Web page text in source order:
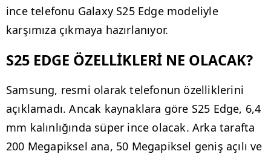
ince telefonu Galaxy S25 Edge modeliyle
karşımıza çıkmaya hazırlanıyor.
S25 EDGE ÖZELLİKLERİ NE OLACAK?
Samsung, resmi olarak telefonun özelliklerini
açıklamadı. Ancak kaynaklara göre S25 Edge, 6,4
mm kalınlığında süper ince olacak. Arka tarafta
200 Megapiksel ana, 50 Megapiksel geniş açılı ve